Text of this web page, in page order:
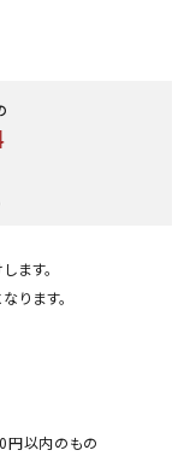
ます。
ります。
円以内のもの